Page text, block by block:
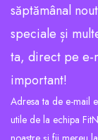
săptămânal
speciale și
ta, direct pe e-
important!
Adresa ta de e-mail
utile de la echipa